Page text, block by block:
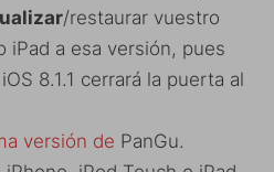
/restaurar vuestro
iPad a esa versión, pues
8.1.1 cerrará la puerta al
versión de PanGu.